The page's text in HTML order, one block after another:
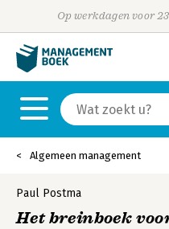
Op werkdagen voor
Algemeen management
Paul Postma
Het breinboek